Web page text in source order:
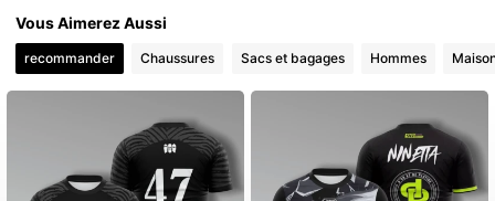
Vous Aimerez Aussi
recommander Chaussures Sacs et bagages Hommes